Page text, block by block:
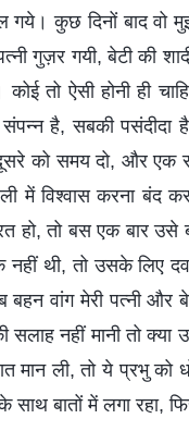
कुछ दिनों बाद वो
गुज़र गयी, बेटी की
तो ऐसी होनी ही
संपन्न है, सबकी
को समय दो, और एक
में विश्वास करना
हो, तो बस एक बार
थी, तो उसके लिए
बहन वांग मेरी पत्नी
नहीं मानी तो
ली, तो ये प्रभु को
बातों में लगा रहा,